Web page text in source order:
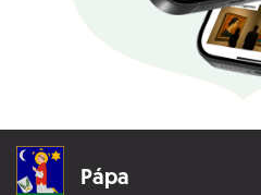
Pápa